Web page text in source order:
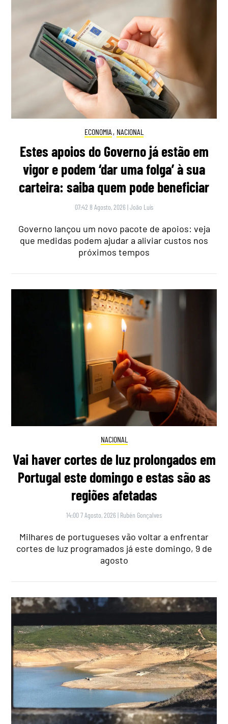
ECONOMIA , NACIONAL
Estes apoios do Governo já estão em
vigor e podem ‘dar uma folga’ à sua
carteira: saiba quem pode beneficiar
07:42 8 Agosto, 2026 |João Luís
Governo lançou um novo pacote de apoios: veja
que medidas podem ajudar a aliviar custos nos
próximos tempos
NACIONAL
Vai haver cortes de luz prolongados em
Portugal este domingo e estas são as
regiões afetadas
14:00 7 Agosto, 2026 | Rubén Gonçalves
Milhares de portugueses vão voltar a enfrentar
cortes de luz programados já este domingo, 9 de
agosto